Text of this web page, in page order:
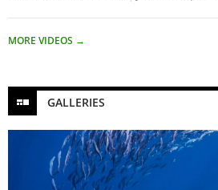
MORE VIDEOS →
GALLERIES